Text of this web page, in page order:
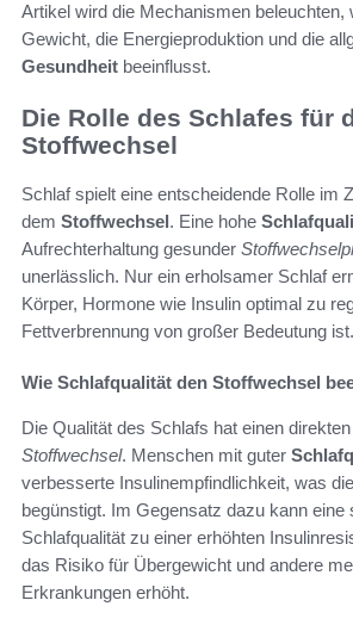
Artikel wird die Mechanismen beleuchten,
Gewicht, die Energieproduktion und die
Gesundheit beeinflusst.
Die Rolle des Schlafes für
Stoffwechsel
Schlaf spielt eine entscheidende Rolle im
dem Stoffwechsel. Eine hohe
Aufrechterhaltung gesunder
unerlässlich. Nur ein erholsamer Schlaf
Körper, Hormone wie Insulin optimal zu
Fettverbrennung von großer Bedeutung ist.
Wie Schlafqualität den Stoffwechsel
Die Qualität des Schlafs hat einen
Stoffwechsel. Menschen mit guter
verbesserte Insulinempfindlichkeit, was
begünstigt. Im Gegensatz dazu kann eine
Schlafqualität zu einer erhöhten
das Risiko für Übergewicht und andere
Erkrankungen erhöht.